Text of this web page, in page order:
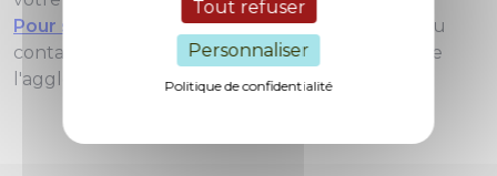
Tout refuser
Personnaliser
Politique de confidentialité
Pour savoir où donner votre sang, cliquez ici
ou
contactez directement les donneurs de sang de
l'agglomération messine au 03 87 69 18 82.